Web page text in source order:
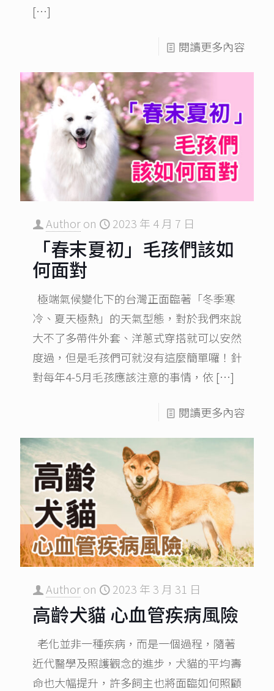
[…]
閱讀更多內容
Authoron 2023 年 4 月 7 日
「春末夏初」毛孩們該如
何面對
極端氣候變化下的台灣正面臨著「冬季寒
冷、夏天極熱」的天氣型態，對於我們來說
大不了多帶件外套、洋蔥式穿搭就可以安然
度過，但是毛孩們可就沒有這麼簡單囉！針
對每年4-5月毛孩應該注意的事情，依 […]
閱讀更多內容
Authoron 2023 年 3 月 31 日
高齡犬貓 心血管疾病風險
老化並非一種疾病，而是一個過程，隨著
近代醫學及照護觀念的進步，犬貓的平均壽
命也大幅提升，許多飼主也將面臨如何照顧